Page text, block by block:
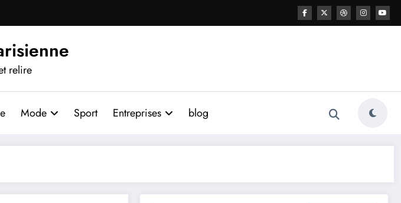
relire
Mode Sport Entreprises blog